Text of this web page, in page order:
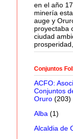
en el año
minería
auge y
proyectaba
ciudad
prosperidad,
Conjuntos
ACFO:
Conjuntos
Oruro (203)
Alba (1)
Alcaldia de